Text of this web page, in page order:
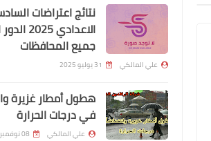
اخبار العامة
اسماء المتقدمين على وزارة
الداخلية بصفة عقد رجل امن
نتائج اعتراضات
الاعدادي
جميع المحافظات
علي المالكي 31 يوليو 2025
هطول أمطار غزيرة
في درجات الحرارة
علي المالكي 08 نوفمبر 2024